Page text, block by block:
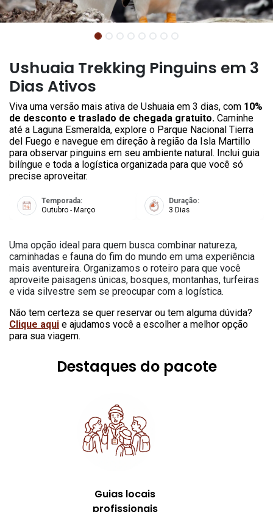
Ushuaia Trekking Pinguins em 3
Dias Ativos
Viva uma versão mais ativa de Ushuaia em 3 dias, com 10%
de desconto e traslado de chegada gratuito. Caminhe
até a Laguna Esmeralda, explore o Parque Nacional Tierra
del Fuego e navegue em direção à região da Isla Martillo
para observar pinguins em seu ambiente natural. Inclui guia
bilíngue e toda a logística organizada para que você só
precise aproveitar.
Temporada:
Outubro - Março
Duração:
3 Dias
Uma opção ideal para quem busca combinar natureza,
caminhadas e fauna do fim do mundo em uma experiência
mais aventureira. Organizamos o roteiro para que você
aproveite paisagens únicas, bosques, montanhas, turfeiras
e vida silvestre sem se preocupar com a logística.
Não tem certeza se quer reservar ou tem alguma dúvida?
Clique aqui e ajudamos você a escolher a melhor opção
para sua viagem.
Destaques do pacote
Guias locais
profissionais